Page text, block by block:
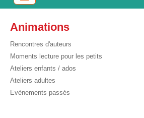
Animations
Rencontres d'auteurs
Moments lecture pour les petits
Ateliers enfants / ados
Ateliers adultes
Evènements passés